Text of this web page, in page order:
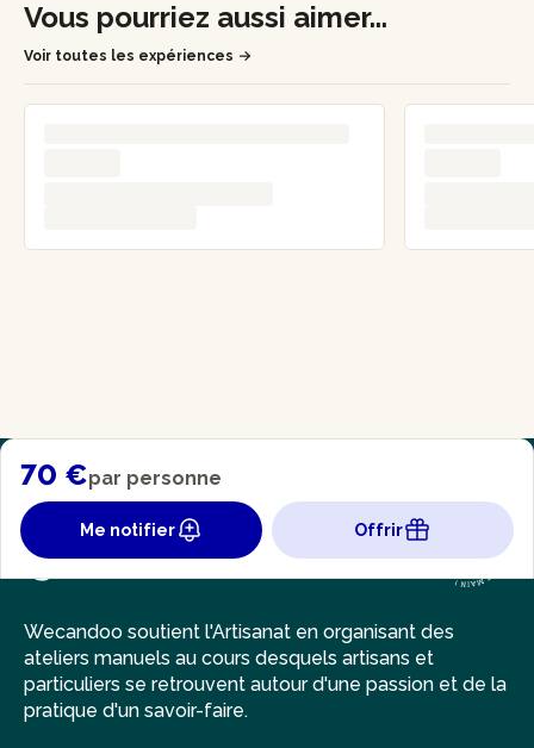
Vous pourriez aussi aimer...
Voir toutes les expériences
70 €par personne
Me notifier Offrir
Wecandoo soutient l'Artisanat en organisant des
ateliers manuels au cours desquels artisans et
particuliers se retrouvent autour d'une passion et de la
pratique d'un savoir-faire.